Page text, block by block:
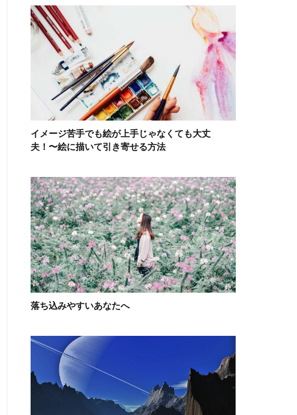
イメージ苦手でも絵が上手じゃなくても大丈
夫！〜絵に描いて引き寄せる方法
落ち込みやすいあなたへ